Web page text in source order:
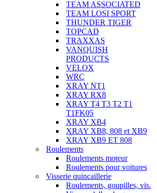
TEAM ASSOCIATED
TEAM LOSI SPORT
THUNDER TIGER
TOPCAD
TRAXXAS
VANQUISH
PRODUCTS
VELOX
WRC
XRAY NT1
XRAY RX8
XRAY T4 T3 T2 T1
T1FK05
XRAY XB4
XRAY XB8, 808 et XB9
XRAY XB9 ET 808
Roulements
Roulements moteur
Roulements pour voitures
Visserie quincaillerie
Roulements, goupilles, vis.